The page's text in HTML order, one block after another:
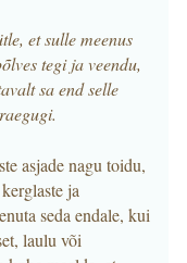
et sulle meenus
tegi ja veendu,
sa end selle
asjade nagu toidu,
ja
seda endale, kui
laulu või